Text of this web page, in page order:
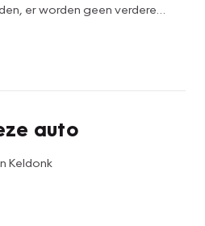
er worden geen verdere
is rijklaar, inclusief nieuwe apk.
exclusief btw krijgt de auto
maanden garantie. En voor een
auto
Keldonk